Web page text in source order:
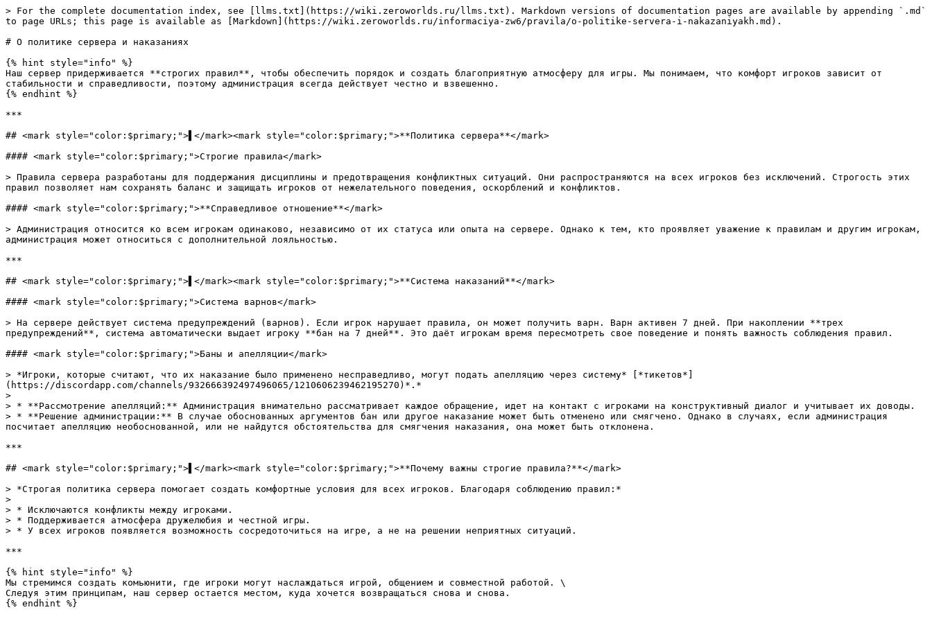
> For the complete documentation index, see [llms.txt](https://wiki.zeroworlds.ru/llms.txt). Markdown versions of documentation pages are available by appending `.md`
to page URLs; this page is available as [Markdown](https://wiki.zeroworlds.ru/informaciya-zw6/pravila/o-politike-servera-i-nakazaniyakh.md).
# О политике сервера и наказаниях
{% hint style="info" %}
Наш сервер придерживается **строгих правил**, чтобы обеспечить порядок и создать благоприятную атмосферу для игры. Мы понимаем, что комфорт игроков зависит от
стабильности и справедливости, поэтому администрация всегда действует честно и взвешенно.
{% endhint %}
***
## <mark style="color:$primary;">▌</mark><mark style="color:$primary;">**Политика сервера**</mark>
#### <mark style="color:$primary;">Строгие правила</mark>
> Правила сервера разработаны для поддержания дисциплины и предотвращения конфликтных ситуаций. Они распространяются на всех игроков без исключений. Строгость этих
правил позволяет нам сохранять баланс и защищать игроков от нежелательного поведения, оскорблений и конфликтов.
#### <mark style="color:$primary;">**Справедливое отношение**</mark>
> Администрация относится ко всем игрокам одинаково, независимо от их статуса или опыта на сервере. Однако к тем, кто проявляет уважение к правилам и другим игрокам,
администрация может относиться с дополнительной лояльностью.
***
## <mark style="color:$primary;">▌</mark><mark style="color:$primary;">**Система наказаний**</mark>
#### <mark style="color:$primary;">Система варнов</mark>
> На сервере действует система предупреждений (варнов). Если игрок нарушает правила, он может получить варн. Варн активен 7 дней. При накоплении **трех
предупреждений**, система автоматически выдает игроку **бан на 7 дней**. Это даёт игрокам время пересмотреть свое поведение и понять важность соблюдения правил.
#### <mark style="color:$primary;">Баны и апелляции</mark>
> *Игроки, которые считают, что их наказание было применено несправедливо, могут подать апелляцию через систему* [*тикетов*]
(https://discordapp.com/channels/932666392497496065/1210606239462195270)*.*
>
> * **Рассмотрение апелляций:** Администрация внимательно рассматривает каждое обращение, идет на контакт с игроками на конструктивный диалог и учитывает их доводы.
> * **Решение администрации:** В случае обоснованных аргументов бан или другое наказание может быть отменено или смягчено. Однако в случаях, если администрация
посчитает апелляцию необоснованной, или не найдутся обстоятельства для смягчения наказания, она может быть отклонена.
***
## <mark style="color:$primary;">▌</mark><mark style="color:$primary;">**Почему важны строгие правила?**</mark>
> *Строгая политика сервера помогает создать комфортные условия для всех игроков. Благодаря соблюдению правил:*
>
> * Исключаются конфликты между игроками.
> * Поддерживается атмосфера дружелюбия и честной игры.
> * У всех игроков появляется возможность сосредоточиться на игре, а не на решении неприятных ситуаций.
***
{% hint style="info" %}
Мы стремимся создать комьюнити, где игроки могут наслаждаться игрой, общением и совместной работой. \
Следуя этим принципам, наш сервер остается местом, куда хочется возвращаться снова и снова.